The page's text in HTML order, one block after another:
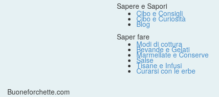
Sapere e Sapori
Cibo e Consigli
Cibo e Curiosità
Blog
Saper fare
Modi di cottura
Bevande e Gelati
Marmellate e Conserve
Salse
Tisane e Infusi
Curarsi con le erbe
Buoneforchette.com